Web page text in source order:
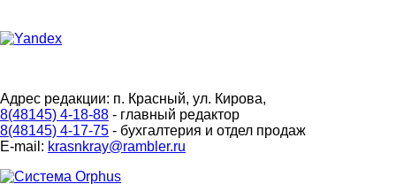
Адрес редакции: п. Красный, ул. Кирова,
8(48145) 4-18-88 - главный редактор
8(48145) 4-17-75 - бухгалтерия и отдел продаж
E-mail: krasnkray@rambler.ru